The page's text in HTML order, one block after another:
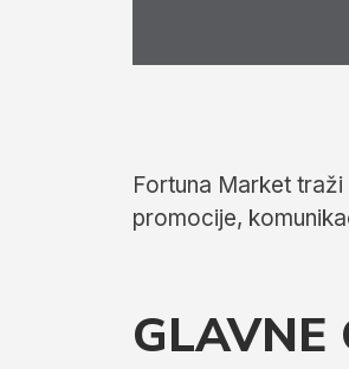
Fortuna Market
promocije,
GLAVNE